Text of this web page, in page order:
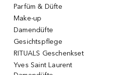
Parfüm & Düfte
Make-up
Damendüfte
Gesichtspflege
RITUALS Geschenkset
Yves Saint Laurent